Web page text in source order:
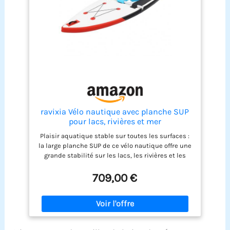
renforcer votre pédalage hydraulique. L’aquabike
vous apportera une grande satisfaction
Préconisation : votre aquabike peut rester
immergé plusieurs jours dans votre piscine.
ravixia Vélo nautique avec planche SUP
pour lacs, rivières et mer
Plaisir aquatique stable sur toutes les surfaces :
la large planche SUP de ce vélo nautique offre une
grande stabilité sur les lacs, les rivières et les
basculement ou l'incertitude lors de l'entrée et de
la sortie Ajustement individuel pour tous les
conducteurs : le siège et le guidon de cette botte
peuvent être facilement ajustés - Le guidon pivote
à 90° et la hauteur s'adapte à différentes tailles de
709,00 €